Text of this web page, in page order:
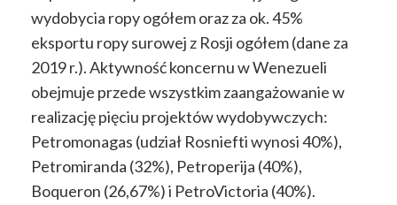
wydobycia ropy ogółem oraz za ok. 45%
eksportu ropy surowej z Rosji ogółem (dane za
2019 r.). Aktywność koncernu w Wenezueli
obejmuje przede wszystkim zaangażowanie w
realizację pięciu projektów wydobywczych:
Petromonagas (udział Rosniefti wynosi40%),
Petromiranda (32%), Petroperija (40%),
Boqueron (26,67%) i PetroVictoria (40%).